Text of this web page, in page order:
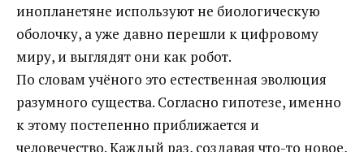
инопланетяне используют не биологическую
оболочку, а уже давно перешли к цифровому
миру, и выглядят они как робот.
По словам учёного это естественная эволюция
разумного существа. Согласно гипотезе, именно
к этому постепенно приближается и
человечество. Каждый раз, создавая что-то новое,